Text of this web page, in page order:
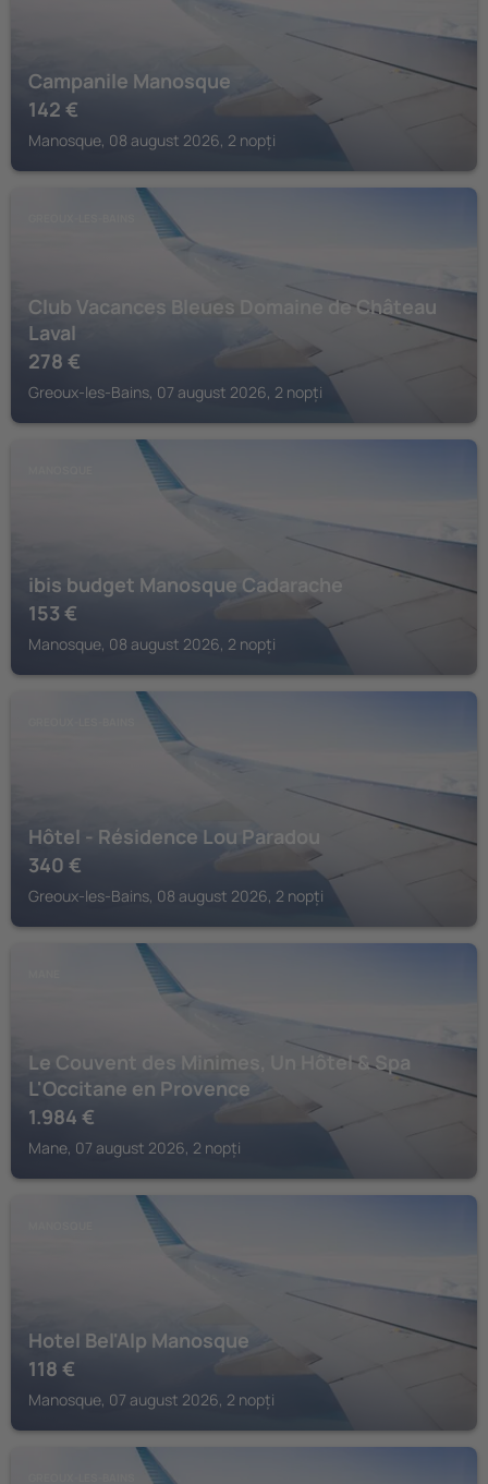
Campanile Manosque
142 €
Manosque, 08 august 2026, 2 nopți
Club Vacances Bleues Domaine de Château
Laval
278 €
Greoux-les-Bains, 07 august 2026, 2 nopți
ibis budget Manosque Cadarache
153 €
Manosque, 08 august 2026, 2 nopți
Hôtel - Résidence Lou Paradou
340 €
Greoux-les-Bains, 08 august 2026, 2 nopți
Le Couvent des Minimes, Un Hôtel & Spa
L'Occitane en Provence
1.984 €
Mane, 07 august 2026, 2 nopți
Hotel Bel'Alp Manosque
118 €
Manosque, 07 august 2026, 2 nopți